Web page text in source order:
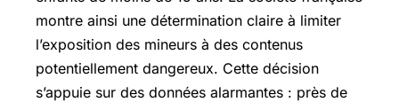
montre ainsi une détermination claire à limiter
l’exposition des mineurs à des contenus
potentiellement dangereux. Cette décision
s’appuie sur des données alarmantes : près de